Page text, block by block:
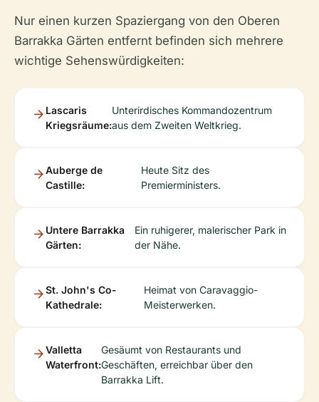
Nur einen kurzen Spaziergang von den Oberen
Barrakka Gärten entfernt befinden sich mehrere
wichtige Sehenswürdigkeiten:
Lascaris
Kriegsräume:
Unterirdisches Kommandozentrum
aus dem Zweiten Weltkrieg.
Auberge de
Castille:
Heute Sitz des
Premierministers.
Untere Barrakka
Gärten:
Ein ruhigerer, malerischer Park in
der Nähe.
St. John's Co-
Kathedrale:
Heimat von Caravaggio-
Meisterwerken.
Valletta
Waterfront:
Gesäumt von Restaurants und
Geschäften, erreichbar über den
Barrakka Lift.